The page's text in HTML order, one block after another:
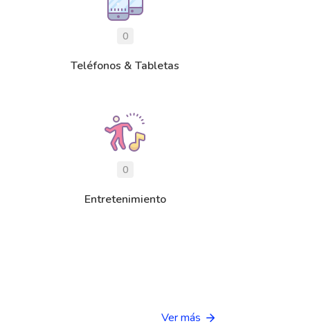
0
Teléfonos & Tabletas
0
Entretenimiento
Ver más